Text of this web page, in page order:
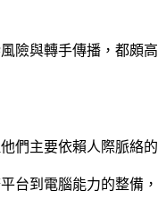
險與轉手傳播，都
主要依賴人際脈絡
台到電腦能力的整備